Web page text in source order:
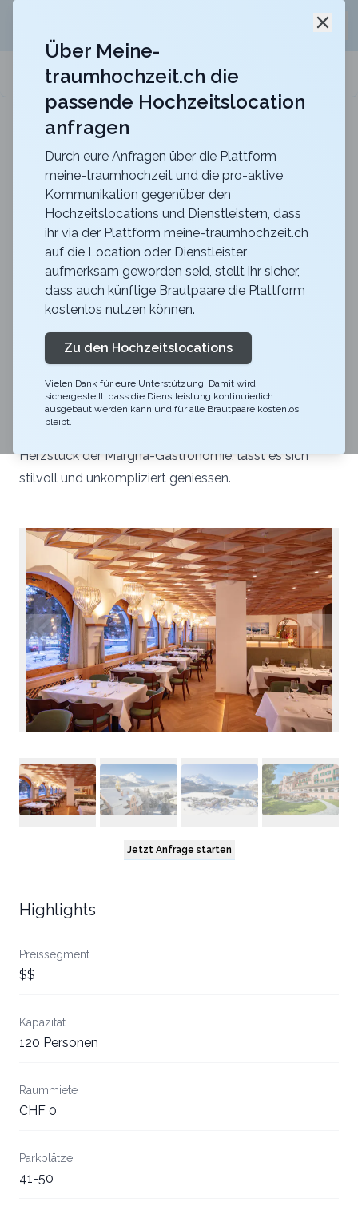
meine-traumhochzeit.ch
b_smart hotel Schönenwerd
Für ein zauberhaftes Hochzeitsfest
Zurück zur Suche
Parkhotel Margna -
Restorant dal Parc
4.7
Abendessen
GR
Das Parkhotel Margna bietet eine Traumkulisse für Ihre
kleine, feine Hochzeitsfeier. Die charaktervollen
Räumlichkeiten im Parkhotel Margna überzeugen mit
Herzstück der Margna-Gastronomie, lässt es sich
stilvoll und unkompliziert geniessen.
Jetzt Anfrage starten
Highlights
Preissegment
$$
Kapazität
120 Personen
Raummiete
CHF 0
Parkplätze
41-50
Über Meine-
traumhochzeit.ch die
passende Hochzeitslocation
anfragen
Durch eure Anfragen über die Plattform
meine-traumhochzeit und die pro-aktive
Kommunikation gegenüber den
Hochzeitslocations und Dienstleistern, dass
ihr via der Plattform meine-traumhochzeit.ch
auf die Location oder Dienstleister
aufmerksam geworden seid, stellt ihr sicher,
dass auch künftige Brautpaare die Plattform
kostenlos nutzen können.
Zu den Hochzeitslocations
Vielen Dank für eure Unterstützung! Damit wird
sichergestellt, dass die Dienstleistung kontinuierlich
ausgebaut werden kann und für alle Brautpaare kostenlos
bleibt.